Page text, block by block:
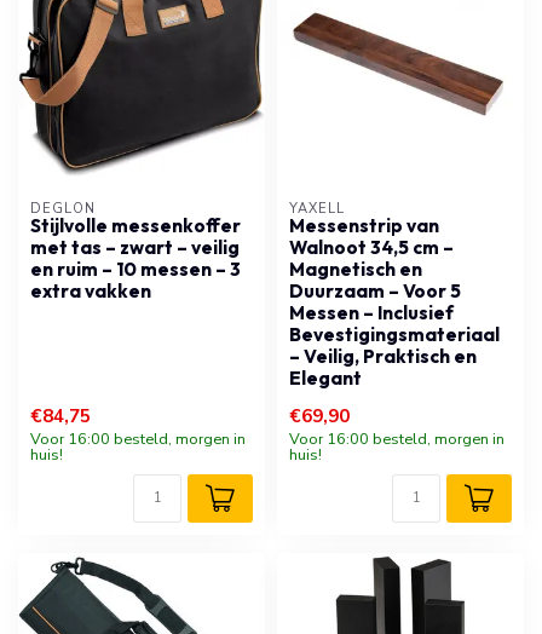
DÉGLON
Stijlvolle messenkoffer
met tas – zwart – veilig
en ruim – 10 messen – 3
extra vakken
€84,75
Voor 16:00 besteld, morgen in
huis!
YAXELL
Messenstrip van
Walnoot 34,5 cm –
Magnetisch en
Duurzaam – Voor 5
Messen – Inclusief
Bevestigingsmateriaal
– Veilig, Praktisch en
Elegant
€69,90
Voor 16:00 besteld, morgen in
huis!